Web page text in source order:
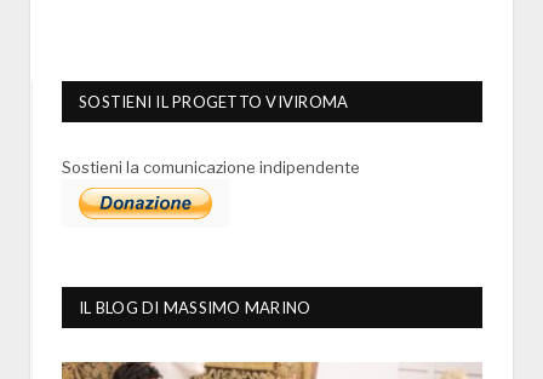
SOSTIENI IL PROGETTO VIVIROMA
Sostieni la comunicazione indipendente
IL BLOG DI MASSIMO MARINO